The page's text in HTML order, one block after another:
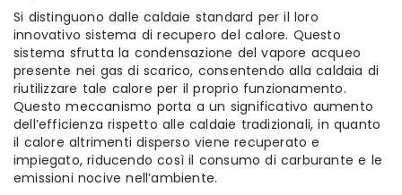
Si distinguono dalle caldaie standard per il loro
innovativo sistema di recupero del calore. Questo
sistema sfrutta la condensazione del vapore acqueo
presente nei gas di scarico, consentendo alla caldaia di
riutilizzare tale calore per il proprio funzionamento.
Questo meccanismo porta a un significativo aumento
dell’efficienza rispetto alle caldaie tradizionali, in quanto
il calore altrimenti disperso viene recuperato e
impiegato, riducendo così il consumo di carburante e le
emissioni nocive nell’ambiente.